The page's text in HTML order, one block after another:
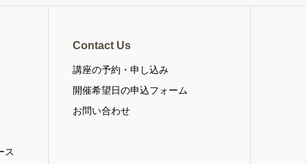
ス
Contact Us
講座の予約・申し込み
開催希望日の申込フォーム
お問い合わせ